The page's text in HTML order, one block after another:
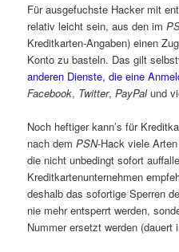
Für ausgefuchste Hacker mit
relativ leicht sein, aus den im
Kreditkarten-Angaben) einen
Konto zu basteln. Das gilt
anderen Dienste, die eine
Facebook, Twitter,PayPalund
Noch heftiger kann’s für
nach demPSN-Hack viele
die nicht unbedingt sofort
Kreditkartenunternehmen
deshalb das sofortige Sperren
nie mehr entsperrt werden,
Nummer ersetzt werden (dauert